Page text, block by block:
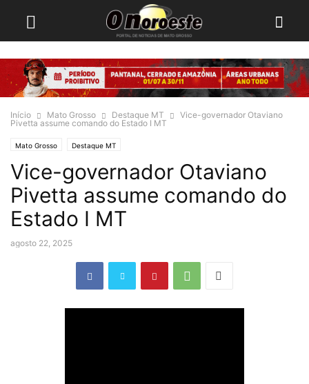
Início Mato Grosso Destaque MT
Vice-governador Otaviano
Pivetta assume comando do Estado I MT
Mato Grosso Destaque MT
Vice-governador Otaviano
Pivetta assume comando do
Estado I MT
agosto 22, 2025